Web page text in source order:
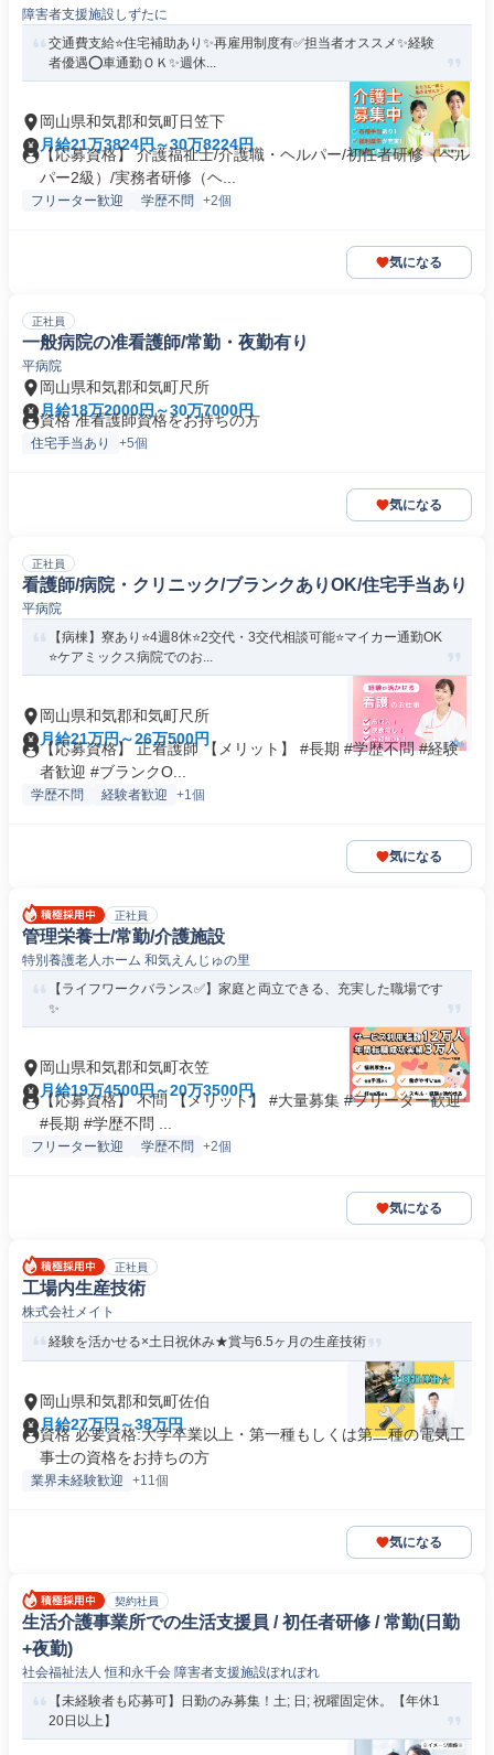
障害者支援施設しずたに
交通費支給⭐️住宅補助あり✨再雇用制度有✅️担当者オススメ✨経験
者優遇⭕️車通勤ＯＫ✨週休...
岡山県和気郡和気町日笠下
月給21万3824円～30万8224円
【応募資格】 介護福祉士/介護職・ヘルパー/初任者研修（ヘル
パー2級）/実務者研修（ヘ...
フリーター歓迎 学歴不問 +2個
気になる
正社員
一般病院の准看護師/常勤・夜勤有り
平病院
岡山県和気郡和気町尺所
月給18万2000円～30万7000円
資格 准看護師資格をお持ちの方
住宅手当あり +5個
気になる
正社員
看護師/病院・クリニック/ブランクありOK/住宅手当あり
平病院
【病棟】寮あり⭐4週8休⭐2交代・3交代相談可能⭐マイカー通勤OK
⭐ケアミックス病院でのお...
岡山県和気郡和気町尺所
月給21万円～26万500円
【応募資格】 正看護師 【メリット】 #長期 #学歴不問 #経験
者歓迎 #ブランクO...
学歴不問 経験者歓迎 +1個
気になる
正社員
管理栄養士/常勤/介護施設
特別養護老人ホーム 和気えんじゅの里
【ライフワークバランス✅️】家庭と両立できる、充実した職場です
✨
岡山県和気郡和気町衣笠
月給19万4500円～20万3500円
【応募資格】 不問 【メリット】 #大量募集 #フリーター歓迎
#長期 #学歴不問 ...
フリーター歓迎 学歴不問 +2個
気になる
正社員
工場内生産技術
株式会社メイト
経験を活かせる×土日祝休み★賞与6.5ヶ月の生産技術
岡山県和気郡和気町佐伯
月給27万円～38万円
資格 必要資格:大学卒業以上・第一種もしくは第二種の電気工
事士の資格をお持ちの方
業界未経験歓迎 +11個
気になる
契約社員
生活介護事業所での生活支援員 / 初任者研修 / 常勤(日勤
+夜勤)
社会福祉法人 恒和永千会 障害者支援施設ぽれぽれ
【未経験者も応募可】日勤のみ募集！土; 日; 祝曜固定休。【年休1
20日以上】